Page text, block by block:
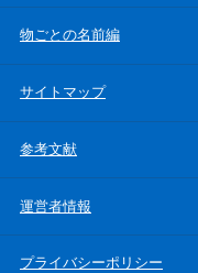
物ごとの名前編
サイトマップ
参考文献
運営者情報
プライバシーポリシー